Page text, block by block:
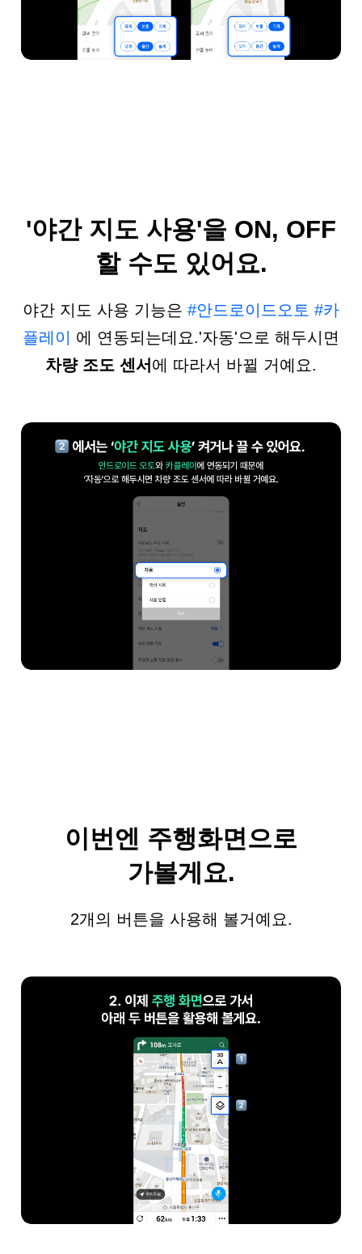
'야간 지도 사용'을 ON, OFF
할 수도 있어요.
야간 지도 사용 기능은 #안드로이드오토 #카
플레이 에 연동되는데요.'자동'으로 해두시면
차량 조도 센서에 따라서 바뀔 거예요.
이번엔 주행화면으로
가볼게요.
2개의 버튼을 사용해 볼거예요.